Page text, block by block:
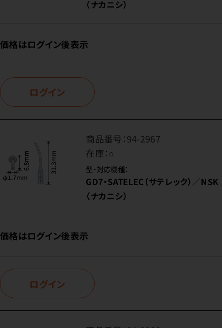
（ナカニシ）
価格はログイン後表示
ログイン
商品番号：94-2967
在庫：○
型・対応機種：
GD7・SATELEC（サテレック）／NSK
（ナカニシ）
価格はログイン後表示
ログイン